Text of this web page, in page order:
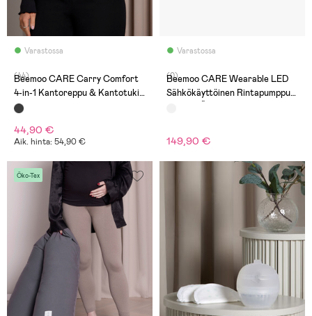
Varastossa
(44)
Beemoo CARE Carry Comfort
4-in-1 Kantoreppu & Kantotuki,
Grey
44,90 €
Aik. hinta: 54,90 €
Varastossa
(0)
Beemoo CARE Wearable LED
Sähkökäyttöinen Rintapumppu
149,90 €
Öko-Tex